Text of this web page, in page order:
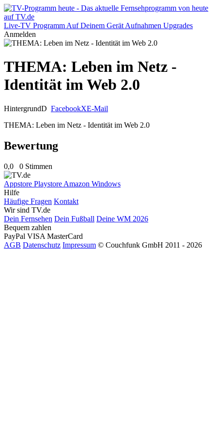
Live-TV Programm Auf Deinem Gerät Aufnahmen Upgrades
Anmelden
THEMA: Leben im Netz -
Identität im Web 2.0
HintergrundD FacebookXE-Mail
THEMA: Leben im Netz - Identität im Web 2.0
Bewertung
0,0 0 Stimmen
Appstore Playstore Amazon Windows
Hilfe
Häufige Fragen Kontakt
Wir sind TV.de
Dein Fernsehen Dein Fußball Deine WM 2026
Bequem zahlen
PayPal VISA MasterCard
AGB Datenschutz Impressum © Couchfunk GmbH 2011 - 2026